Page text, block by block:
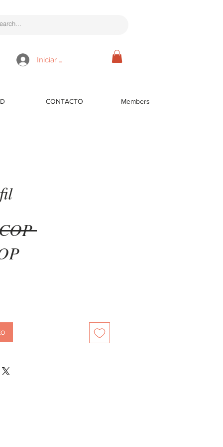
Iniciar sesión
CONTACTO Members
Precio
Precio